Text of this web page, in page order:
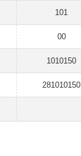
101
00
1010150
281010150